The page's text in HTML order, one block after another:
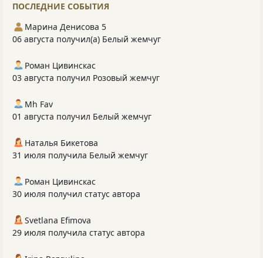
ПОСЛЕДНИЕ СОБЫТИЯ
Марина Денисова 5
06 августа получил(а) Белый жемчуг
Роман Цивинскас
03 августа получил Розовый жемчуг
Mh Fav
01 августа получил Белый жемчуг
Наталья Бикетова
31 июля получила Белый жемчуг
Роман Цивинскас
30 июля получил статус автора
Svetlana Efimova
29 июля получила статус автора